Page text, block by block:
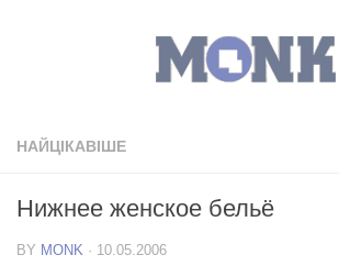
НАЙЦІКАВІШЕ
Нижнее женское бельё
BY MONK · 10.05.2006